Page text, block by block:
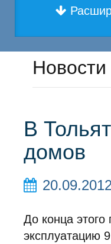
В
домов
До конца этого
эксплуатацию